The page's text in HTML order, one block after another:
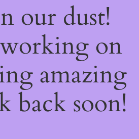
our dust!
on
amazing
back soon!